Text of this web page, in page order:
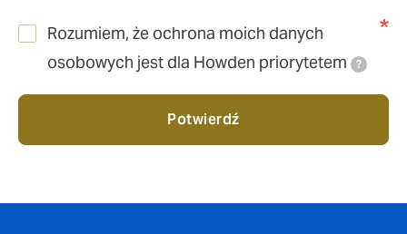
Rozumiem, że ochrona moich danych
osobowych jest dla Howden priorytetem
?
Potwierdź